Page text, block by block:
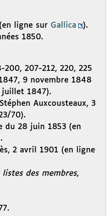
ligne sur Gallica
).
1850.
207-212, 220, 225
9 novembre 1848
juillet 1847).
Auxcousteaux, 3
70).
du 28 juin 1853 (en
2 avril 1901 (en ligne
des membres,